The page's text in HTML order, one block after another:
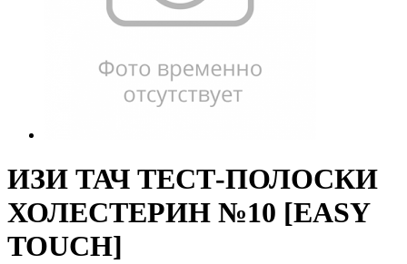
ИЗИ ТАЧ ТЕСТ-ПОЛОСКИ
ХОЛЕСТЕРИН №10 [EASY
TOUCH]